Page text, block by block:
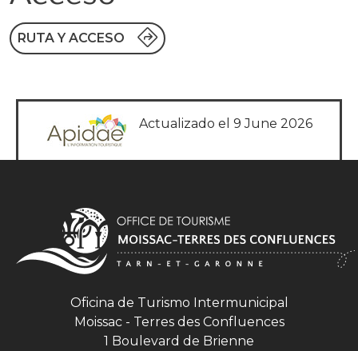
RUTA Y ACCESO
Actualizado el 9 June 2026
Oficina de Turismo Intermunicipal
Moissac - Terres des Confluences
1 Boulevard de Brienne